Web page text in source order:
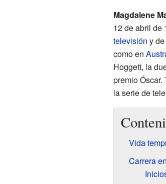
Magdalene
12 de abril de
televisión y de
como en
Hoggett, la
premio
la serie de
Vida
Carrera